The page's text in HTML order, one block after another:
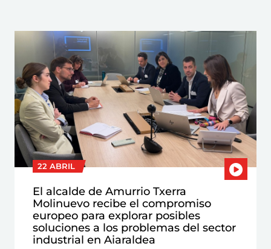
22 ABRIL
El alcalde de Amurrio Txerra
Molinuevo recibe el compromiso
europeo para explorar posibles
soluciones a los problemas del sector
industrial en Aiaraldea